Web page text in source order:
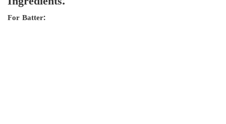
For Batter: